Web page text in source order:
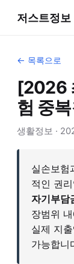
저스트정보
← 목록으로
[2026
험 중
생활정보 ·
실손보험
적인 권
자기부담
장범위
실제 지
가능합니